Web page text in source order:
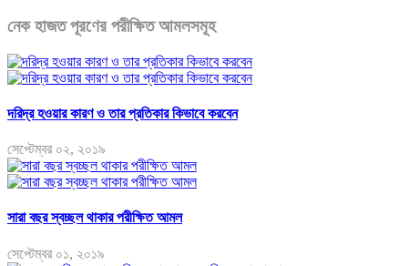
নেক হাজত পূরণের পরীক্ষিত আমলসমূহ
দরিদ্র হওয়ার কারণ ও তার প্রতিকার কিভাবে করবেন
সেপ্টেম্বর ০২, ২০১৯
সারা বছর স্বচ্ছল থাকার পরীক্ষিত আমল
সেপ্টেম্বর ০১, ২০১৯